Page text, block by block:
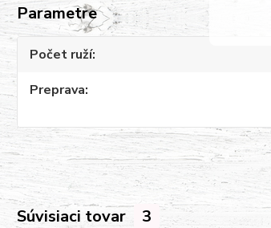
Parametre
Počet ruží
Preprava
Súvisiaci tovar 3